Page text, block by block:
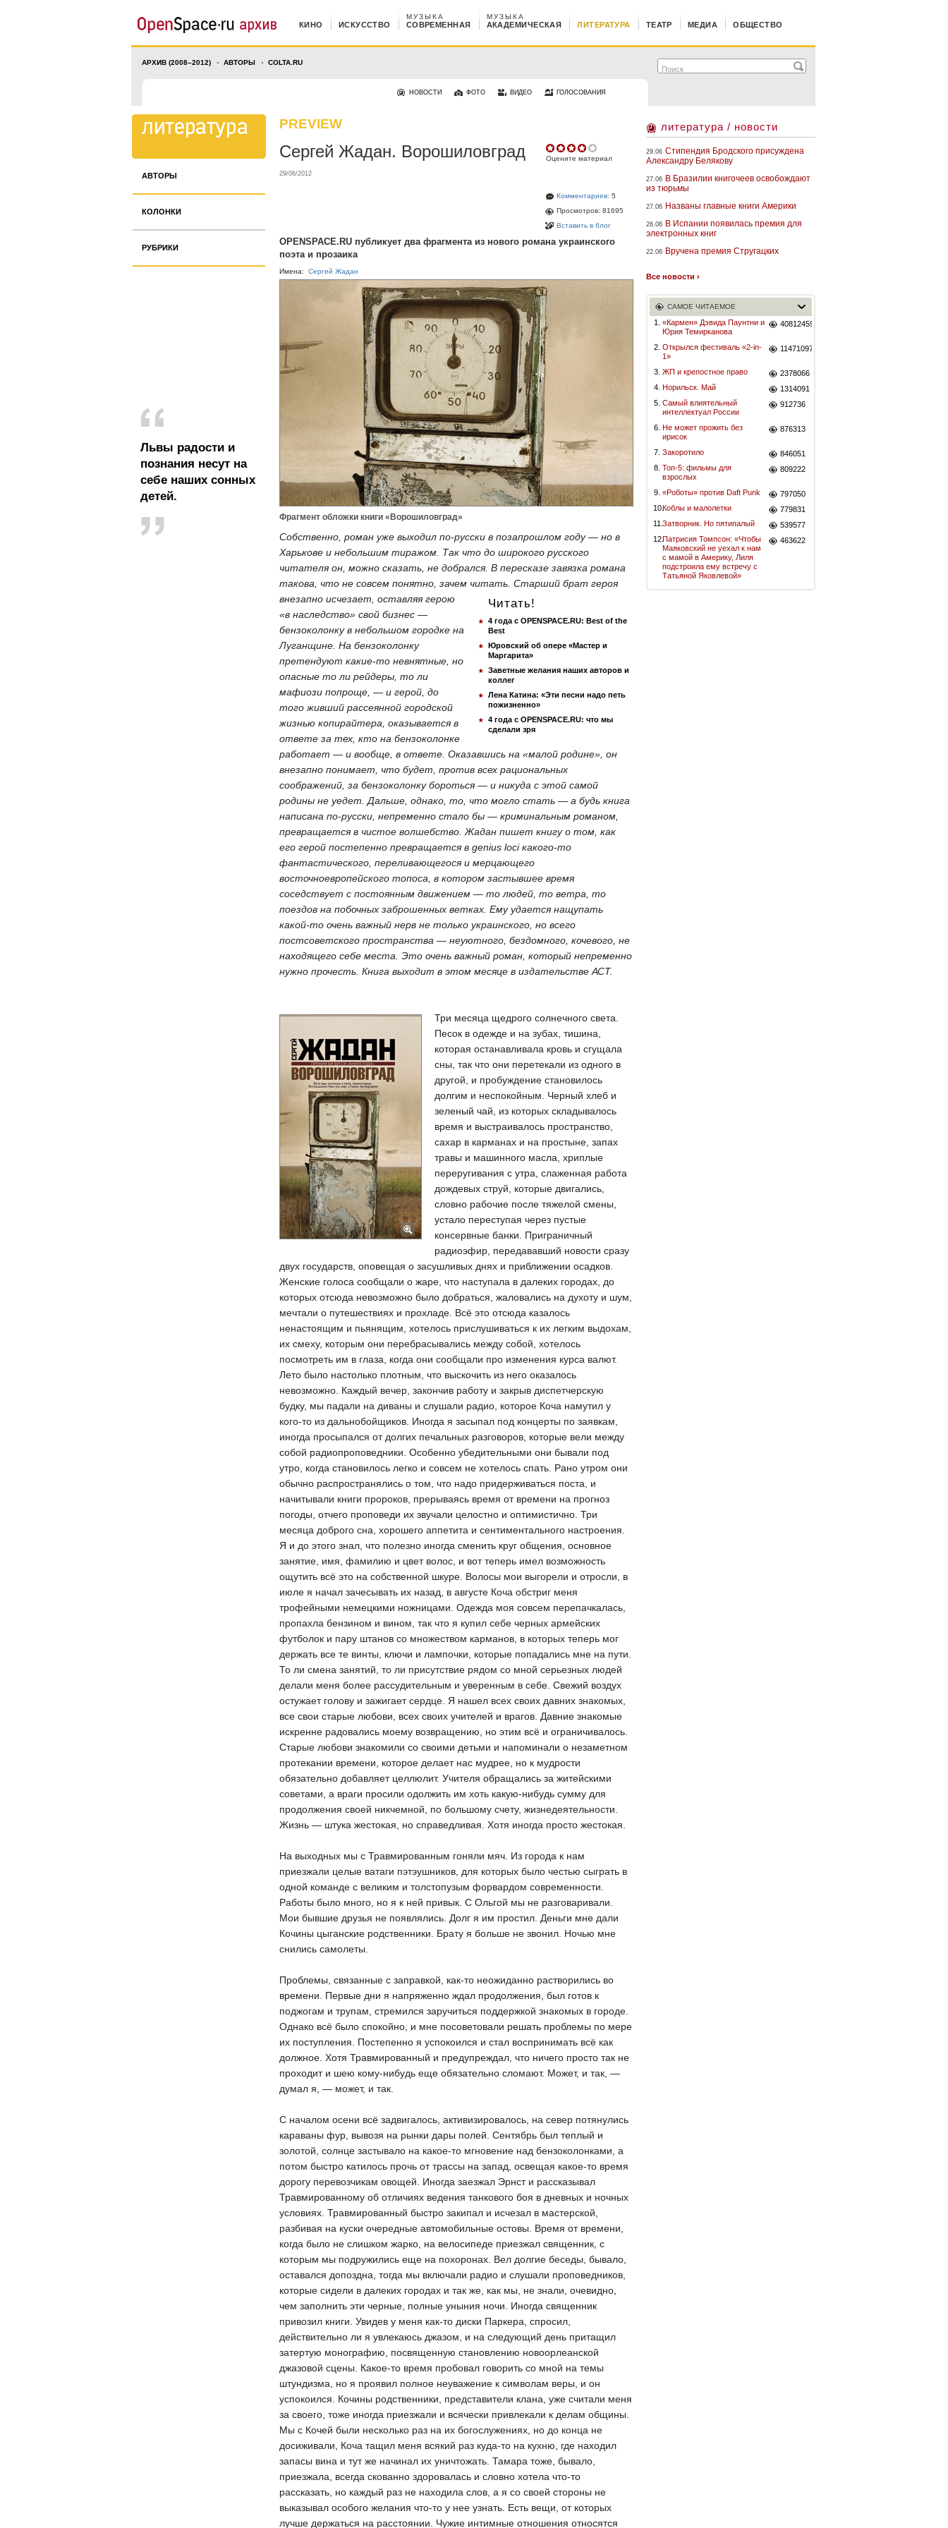
КИНО ИСКУССТВО СОВРЕМЕННАЯ
МУЗЫКА
АКАДЕМИЧЕСКАЯ
МУЗЫКА
ЛИТЕРАТУРА ТЕАТР МЕДИА ОБЩЕСТВО
АРХИВ (2008–2012) АВТОРЫ COLTA.RU
НОВОСТИ ФОТО ВИДЕО ГОЛОСОВАНИЯ
АВТОРЫ
КОЛОНКИ
РУБРИКИ
Львы радости и
познания несут на
себе наших сонных
детей.
PREVIEW
Оцените материал
Комментариев: 5
Просмотров: 81695
Вставить в блог
Сергей Жадан. Ворошиловград
29/06/2012
OPENSPACE.RU публикует два фрагмента из нового романа украинского
поэта и прозаика
Имена: Сергей Жадан
Фрагмент обложки книги «Ворошиловград»
Собственно, роман уже выходил по-русски в позапрошлом году — но в
Харькове и небольшим тиражом. Так что до широкого русского
читателя он, можно сказать, не добрался. В пересказе завязка романа
такова, что не совсем понятно, зачем читать. Старший
Читать!
4 года с OPENSPACE.RU: Best of the
Best
Юровский об опере «Мастер и
Маргарита»
Заветные желания наших авторов и
коллег
Лена Катина: «Эти песни надо петь
пожизненно»
4 года с OPENSPACE.RU: что мы
сделали зря
брат героя
внезапно исчезает, оставляя герою
«в наследство» свой бизнес —
бензоколонку в небольшом городке на
Луганщине. На бензоколонку
претендуют какие-то невнятные, но
опасные то ли рейдеры, то ли
мафиози попроще, — и герой, до
того живший рассеянной городской
жизнью копирайтера, оказывается в
ответе за тех, кто на бензоколонке
работает — и вообще, в ответе. Оказавшись на «малой родине», он
внезапно понимает, что будет, против всех рациональных
соображений, за бензоколонку бороться — и никуда с этой самой
родины не уедет. Дальше, однако, то, что могло стать — а будь книга
написана по-русски, непременно стало бы — криминальным романом,
превращается в чистое волшебство. Жадан пишет книгу о том, как
его герой постепенно превращается в genius loci какого-то
фантастического, переливающегося и мерцающего
восточноевропейского топоса, в котором застывшее время
соседствует с постоянным движением — то людей, то ветра, то
поездов на побочных заброшенных ветках. Ему удается нащупать
какой-то очень важный нерв не только украинского, но всего
постсоветского пространства — неуютного, бездомного, кочевого, не
находящего себе места. Это очень важный роман, который непременно
нужно прочесть. Книга выходит в этом месяце в издательстве АСТ.
Три месяца щедрого солнечного света.
Песок в одежде и на зубах, тишина,
которая останавливала кровь и сгущала
сны, так что они перетекали из одного в
другой, и пробуждение становилось
долгим и неспокойным. Черный хлеб и
зеленый чай, из которых складывалось
время и выстраивалось пространство,
сахар в карманах и на простыне, запах
травы и машинного масла, хриплые
переругивания с утра, слаженная работа
дождевых струй, которые двигались,
словно рабочие после тяжелой смены,
устало переступая через пустые
консервные банки. Приграничный
радиоэфир, передававший новости сразу
двух государств, оповещая о засушливых днях и приближении осадков.
Женские голоса сообщали о жаре, что наступала в далеких городах, до
которых отсюда невозможно было добраться, жаловались на духоту и шум,
мечтали о путешествиях и прохладе. Всё это отсюда казалось
ненастоящим и пьянящим, хотелось прислушиваться к их легким выдохам,
их смеху, которым они перебрасывались между собой, хотелось
посмотреть им в глаза, когда они сообщали про изменения курса валют.
Лето было настолько плотным, что выскочить из него оказалось
невозможно. Каждый вечер, закончив работу и закрыв диспетчерскую
будку, мы падали на диваны и слушали радио, которое Коча намутил у
кого-то из дальнобойщиков. Иногда я засыпал под концерты по заявкам,
иногда просыпался от долгих печальных разговоров, которые вели между
собой радиопроповедники. Особенно убедительными они бывали под
утро, когда становилось легко и совсем не хотелось спать. Рано утром они
обычно распространялись о том, что надо придерживаться поста, и
начитывали книги пророков, прерываясь время от времени на прогноз
погоды, отчего проповеди их звучали целостно и оптимистично. Три
месяца доброго сна, хорошего аппетита и сентиментального настроения.
Я и до этого знал, что полезно иногда сменить круг общения, основное
занятие, имя, фамилию и цвет волос, и вот теперь имел возможность
ощутить всё это на собственной шкуре. Волосы мои выгорели и отросли, в
июле я начал зачесывать их назад, в августе Коча обстриг меня
трофейными немецкими ножницами. Одежда моя совсем перепачкалась,
пропахла бензином и вином, так что я купил себе черных армейских
футболок и пару штанов со множеством карманов, в которых теперь мог
держать все те винты, ключи и лампочки, которые попадались мне на пути.
То ли смена занятий, то ли присутствие рядом со мной серьезных людей
делали меня более рассудительным и уверенным в себе. Свежий воздух
остужает голову и зажигает сердце. Я нашел всех своих давних знакомых,
все свои старые любови, всех своих учителей и врагов. Давние знакомые
искренне радовались моему возвращению, но этим всё и ограничивалось.
Старые любови знакомили со своими детьми и напоминали о незаметном
протекании времени, которое делает нас мудрее, но к мудрости
обязательно добавляет целлюлит. Учителя обращались за житейскими
советами, а враги просили одолжить им хоть какую-нибудь сумму для
продолжения своей никчемной, по большому счету, жизнедеятельности.
Жизнь — штука жестокая, но справедливая. Хотя иногда просто жестокая.
На выходных мы с Травмированным гоняли мяч. Из города к нам
приезжали целые ватаги пэтэушников, для которых было честью сыграть в
одной команде с великим и толстопузым форвардом современности.
Работы было много, но я к ней привык. С Ольгой мы не разговаривали.
Мои бывшие друзья не появлялись. Долг я им простил. Деньги мне дали
Кочины цыганские родственники. Брату я больше не звонил. Ночью мне
снились самолеты.
Проблемы, связанные с заправкой, как-то неожиданно растворились во
времени. Первые дни я напряженно ждал продолжения, был готов к
поджогам и трупам, стремился заручиться поддержкой знакомых в городе.
Однако всё было спокойно, и мне посоветовали решать проблемы по мере
их поступления. Постепенно я успокоился и стал воспринимать всё как
должное. Хотя Травмированный и предупреждал, что ничего просто так не
проходит и шею кому-нибудь еще обязательно сломают. Может, и так, —
думал я, — может, и так.
С началом осени всё задвигалось, активизировалось, на север потянулись
караваны фур, вывозя на рынки дары полей. Сентябрь был теплый и
золотой, солнце застывало на какое-то мгновение над бензоколонками, а
потом быстро катилось прочь от трассы на запад, освещая какое-то время
дорогу перевозчикам овощей. Иногда заезжал Эрнст и рассказывал
Травмированному об отличиях ведения танкового боя в дневных и ночных
условиях. Травмированный быстро закипал и исчезал в мастерской,
разбивая на куски очередные автомобильные остовы. Время от времени,
когда было не слишком жарко, на велосипеде приезжал священник, с
которым мы подружились еще на похоронах. Вел долгие беседы, бывало,
оставался допоздна, тогда мы включали радио и слушали проповедников,
которые сидели в далеких городах и так же, как мы, не знали, очевидно,
чем заполнить эти черные, полные уныния ночи. Иногда священник
привозил книги. Увидев у меня как-то диски Паркера, спросил,
действительно ли я увлекаюсь джазом, и на следующий день притащил
затертую монографию, посвященную становлению новоорлеанской
джазовой сцены. Какое-то время пробовал говорить со мной на темы
штундизма, но я проявил полное неуважение к символам веры, и он
успокоился. Кочины родственники, представители клана, уже считали меня
за своего, тоже иногда приезжали и всячески привлекали к делам общины.
Мы с Кочей были несколько раз на их богослужениях, но до конца не
досиживали, Коча тащил меня всякий раз куда-то на кухню, где находил
запасы вина и тут же начинал их уничтожать. Тамара тоже, бывало,
приезжала, всегда скованно здоровалась и словно хотела что-то
рассказать, но каждый раз не находила слов, а я со своей стороны не
выказывал особого желания что-то у нее узнать. Есть вещи, от которых
лучше держаться на расстоянии. Чужие интимные отношения относятся
литература / новости
29.06 Стипендия Бродского присуждена
Александру Белякову
27.06 В Бразилии книгочеев освобождают
из тюрьмы
27.06 Названы главные книги Америки
26.06 В Испании появилась премия для
электронных книг
22.06 Вручена премия Стругацких
Все новости ›
САМОЕ ЧИТАЕМОЕ
1.
«Кармен» Дэвида Паунтни и
Юрия Темирканова
40812459
2. Открылся фестиваль «2-in-
1»
11471097
3. ЖП и крепостное право
2378066
4. Норильск. Май
1314091
5. Самый влиятельный
интеллектуал России
912736
6. Не может прожить без
ирисок
876313
7. Закоротило
846051
8. Топ-5: фильмы для
взрослых
809222
9. «Роботы» против Daft Punk
797050
10.Коблы и малолетки
779831
11.Затворник. Но пятипалый
539577
12.Патрисия Томпсон: «Чтобы
Маяковский не уехал к нам
с мамой в Америку, Лиля
подстроила ему встречу с
Татьяной Яковлевой»
463622